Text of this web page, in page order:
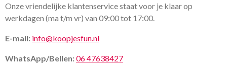
Onze vriendelijke klantenservice staat voor je klaar op
werkdagen (ma t/m vr) van 09:00 tot 17:00.
E-mail: info@koopjesfun.nl
WhatsApp/Bellen:06 47638427